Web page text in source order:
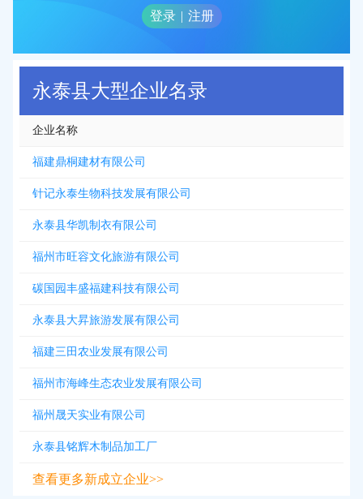
登录 | 注册
永泰县大型企业名录
企业名称
福建鼎桐建材有限公司
针记永泰生物科技发展有限公司
永泰县华凯制衣有限公司
福州市旺容文化旅游有限公司
碳国园丰盛福建科技有限公司
永泰县大昇旅游发展有限公司
福建三田农业发展有限公司
福州市海峰生态农业发展有限公司
福州晟天实业有限公司
永泰县铭辉木制品加工厂
查看更多新成立企业>>